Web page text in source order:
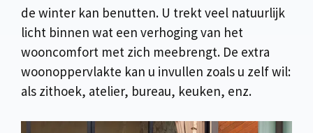
de winter kan benutten. U trekt veel natuurlijk
licht binnen wat een verhoging van het
wooncomfort met zich meebrengt. De extra
woonoppervlakte kan u invullen zoals u zelf wil:
als zithoek, atelier, bureau, keuken, enz.